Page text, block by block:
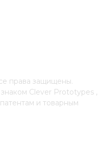
права защищены.
Clever Prototypes ,
и товарным